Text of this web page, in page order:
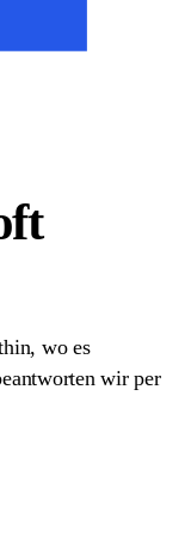
wo es
wir per